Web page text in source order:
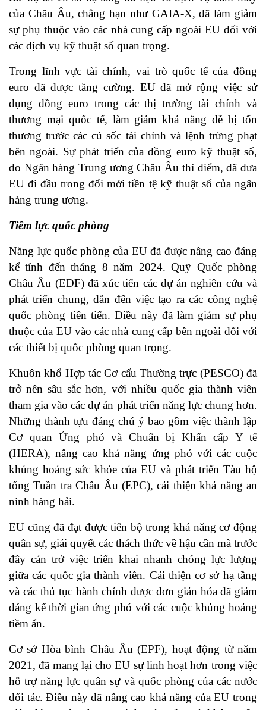
của Châu Âu, chẳng hạn như GAIA-X, đã làm giảm
sự phụ thuộc vào các nhà cung cấp ngoài EU đối với
các dịch vụ kỹ thuật số quan trọng.
Trong lĩnh vực tài chính, vai trò quốc tế của đồng
euro đã được tăng cường. EU đã mở rộng việc sử
dụng đồng euro trong các thị trường tài chính và
thương mại quốc tế, làm giảm khả năng dễ bị tổn
thương trước các cú sốc tài chính và lệnh trừng phạt
bên ngoài. Sự phát triển của đồng euro kỹ thuật số,
do Ngân hàng Trung ương Châu Âu thí điểm, đã đưa
EU đi đầu trong đổi mới tiền tệ kỹ thuật số của ngân
hàng trung ương.
Tiềm lực quốc phòng
Năng lực quốc phòng của EU đã được nâng cao đáng
kể tính đến tháng 8 năm 2024. Quỹ Quốc phòng
Châu Âu (EDF) đã xúc tiến các dự án nghiên cứu và
phát triển chung, dẫn đến việc tạo ra các công nghệ
quốc phòng tiên tiến. Điều này đã làm giảm sự phụ
thuộc của EU vào các nhà cung cấp bên ngoài đối với
các thiết bị quốc phòng quan trọng.
Khuôn khổ Hợp tác Cơ cấu Thường trực (PESCO) đã
trở nên sâu sắc hơn, với nhiều quốc gia thành viên
tham gia vào các dự án phát triển năng lực chung hơn.
Những thành tựu đáng chú ý bao gồm việc thành lập
Cơ quan Ứng phó và Chuẩn bị Khẩn cấp Y tế
(HERA), nâng cao khả năng ứng phó với các cuộc
khủng hoảng sức khỏe của EU và phát triển Tàu hộ
tống Tuần tra Châu Âu (EPC), cải thiện khả năng an
ninh hàng hải.
EU cũng đã đạt được tiến bộ trong khả năng cơ động
quân sự, giải quyết các thách thức về hậu cần mà trước
đây cản trở việc triển khai nhanh chóng lực lượng
giữa các quốc gia thành viên. Cải thiện cơ sở hạ tầng
và các thủ tục hành chính được đơn giản hóa đã giảm
đáng kể thời gian ứng phó với các cuộc khủng hoảng
tiềm ẩn.
Cơ sở Hòa bình Châu Âu (EPF), hoạt động từ năm
2021, đã mang lại cho EU sự linh hoạt hơn trong việc
hỗ trợ năng lực quân sự và quốc phòng của các nước
đối tác. Điều này đã nâng cao khả năng của EU trong